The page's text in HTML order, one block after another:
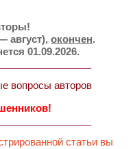
август), окончен.
01.09.2026.
вопросы авторов
статьи вы